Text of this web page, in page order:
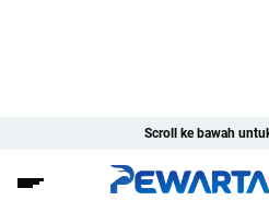
Scroll ke bawah